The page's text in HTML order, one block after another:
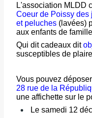
L'association MLDD
Coeur de Poissy des
et peluches(lavées)
aux enfants de
Qui dit cadeaux dit
susceptibles de
Vous pouvez
28 rue de la
une affichette sur le
Le samedi 12